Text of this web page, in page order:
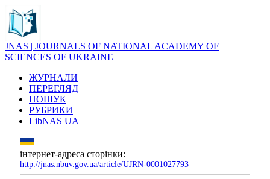
JNAS | JOURNALS OF NATIONAL ACADEMY OF
SCIENCES OF UKRAINE
ЖУРНАЛИ
ПЕРЕГЛЯД
ПОШУК
РУБРИКИ
LibNAS UA
інтернет-адреса сторінки:
http://jnas.nbuv.gov.ua/article/UJRN-0001027793